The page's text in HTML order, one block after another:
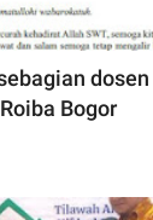
dosen
Bogor